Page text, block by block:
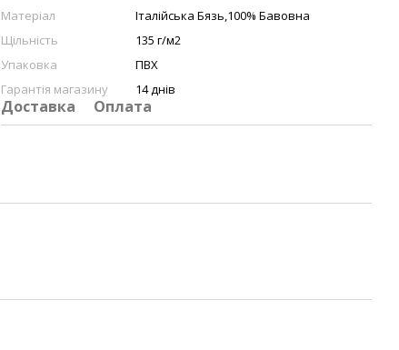
Матеріал
Італійська Бязь,100% Бавовна
Щільність
135 г/м2
Упаковка
ПВХ
Гарантія магазину
14 днів
Доставка Оплата